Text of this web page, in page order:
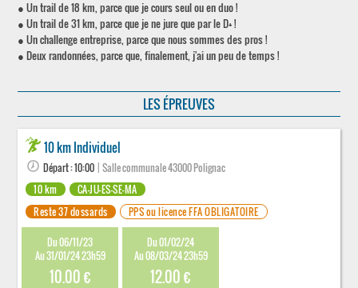
● Un trail de 18 km, parce que je cours seul ou en duo !
● Un trail de 31 km, parce que je ne jure que par le D+ !
● Un challenge entreprise, parce que nous sommes des pros !
● Deux randonnées, parce que, finalement, j'ai un peu de temps !
LES ÉPREUVES
10 km Individuel
Départ : 10:00 | Salle communale 43000 Polignac
10 km
CA-JU-ES-SE-MA
Reste 37 dossards
PPS ou licence FFA OBLIGATOIRE
Du 06/11/23
Au 31/01/24 23h59
10.00 €
Du 01/02/24
Au 08/03/24 23h59
12.00 €